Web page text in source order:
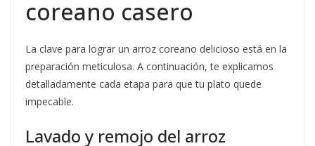
coreano casero
La clave para lograr un arroz coreano delicioso está en la
preparación meticulosa. A continuación, te explicamos
detalladamente cada etapa para que tu plato quede
impecable.
Lavado y remojo del arroz